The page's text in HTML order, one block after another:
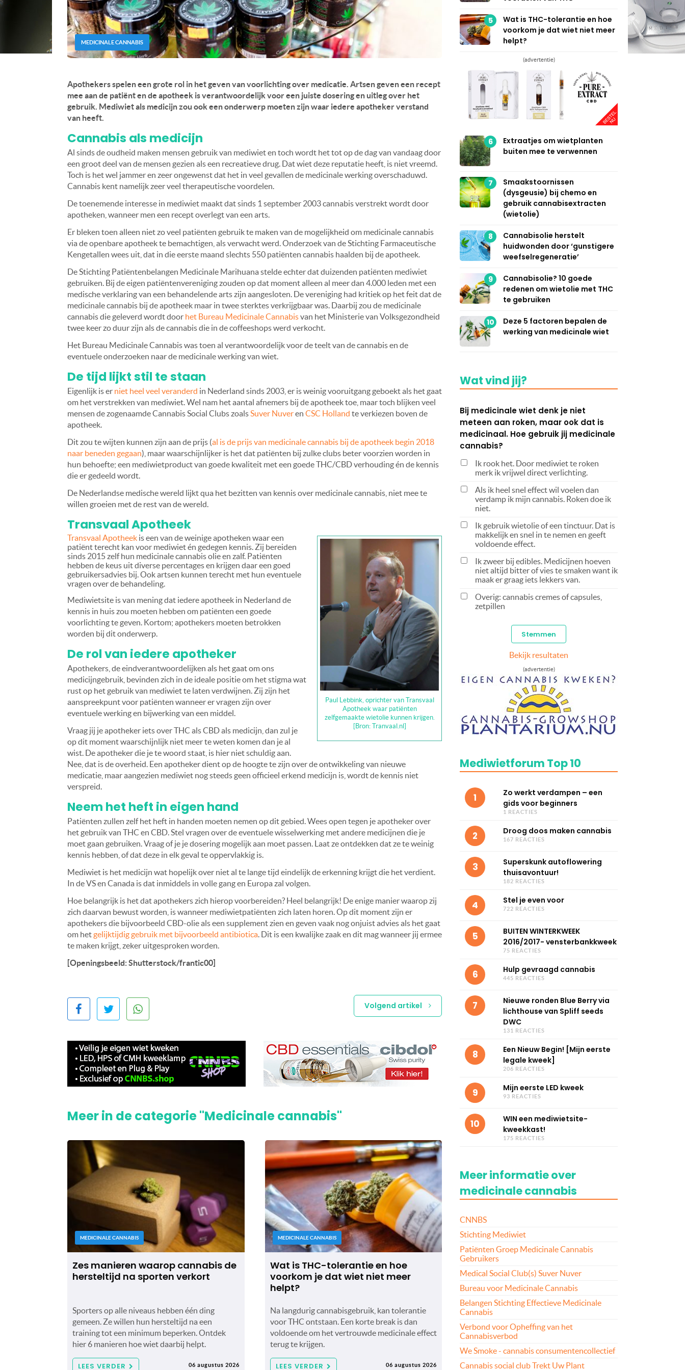
MEDICINALE CANNABIS
Apothekers spelen een grote rol in het geven van voorlichting over medicatie. Artsen geven een recept
mee aan de patiënt en de apotheek is verantwoordelijk voor een juiste dosering en uitleg over het
gebruik. Mediwiet als medicijn zou ook een onderwerp moeten zijn waar iedere apotheker verstand
van heeft.
Cannabis als medicijn
Al sinds de oudheid maken mensen gebruik van mediwiet en toch wordt het tot op de dag van vandaag door
een groot deel van de mensen gezien als een recreatieve drug. Dat wiet deze reputatie heeft, is niet vreemd.
Toch is het wel jammer en zeer ongewenst dat het in veel gevallen de medicinale werking overschaduwd.
Cannabis kent namelijk zeer veel therapeutische voordelen.
De toenemende interesse in mediwiet maakt dat sinds 1 september 2003 cannabis verstrekt wordt door
apotheken, wanneer men een recept overlegt van een arts.
Er bleken toen alleen niet zo veel patiënten gebruik te maken van de mogelijkheid om medicinale cannabis
via de openbare apotheek te bemachtigen, als verwacht werd. Onderzoek van de Stichting Farmaceutische
Kengetallen wees uit, dat in die eerste maand slechts 550 patiënten cannabis haalden bij de apotheek.
De Stichting Patiëntenbelangen Medicinale Marihuana stelde echter dat duizenden patiënten mediwiet
gebruiken. Bij de eigen patiëntenvereniging zouden op dat moment alleen al meer dan 4.000 leden met een
medische verklaring van een behandelende arts zijn aangesloten. De vereniging had kritiek op het feit dat de
medicinale cannabis bij de apotheek maar in twee sterktes verkrijgbaar was. Daarbij zou de medicinale
cannabis die geleverd wordt door het Bureau Medicinale Cannabisvan het Ministerie van Volksgezondheid
twee keer zo duur zijn als de cannabis die in de coffeeshops werd verkocht.
Het Bureau Medicinale Cannabis was toen al verantwoordelijk voor de teelt van de cannabis en de
eventuele onderzoeken naar de medicinale werking van wiet.
De tijd lijkt stil te staan
Eigenlijk is er niet heel veel veranderd in Nederland sinds 2003, er is weinig vooruitgang geboekt als het gaat
om het verstrekken van mediwiet. Wel nam het aantal afnemers bij de apotheek toe, maar toch blijken veel
mensen de zogenaamde Cannabis Social Clubs zoalsSuver Nuveren CSC Holland te verkiezen boven de
apotheek.
Dit zou te wijten kunnen zijn aan de prijs (al is de prijs van medicinale cannabis bij de apotheek begin 2018
naar beneden gegaan), maar waarschijnlijker is het dat patiënten bij zulke clubs beter voorzien worden in
hun behoefte; een mediwietproduct van goede kwaliteit met een goede THC/CBD verhouding én de kennis
die er gedeeld wordt.
De Nederlandse medische wereld lijkt qua het bezitten van kennis over medicinale cannabis, niet mee te
willen groeien met de rest van de wereld.
Transvaal Apotheek
Paul Lebbink, oprichter van Transvaal
Apotheek waar patiënten
zelfgemaakte wietolie kunnen krijgen.
[Bron: Tranvaal.nl]
Transvaal Apotheek is een van de weinige apotheken waar een
patiënt terecht kan voor mediwiet én gedegen kennis. Zij bereiden
sinds 2015 zelf hun medicinale cannabis olie en zalf. Patiënten
hebben de keus uit diverse percentages en krijgen daar een goed
gebruikersadvies bij. Ook artsen kunnen terecht met hun eventuele
vragen over de behandeling.
Mediwietsite is van mening dat iedere apotheek in Nederland de
kennis in huis zou moeten hebben om patiënten een goede
voorlichting te geven. Kortom; apothekers moeten betrokken
worden bij dit onderwerp.
De rol van iedere apotheker
Apothekers, de eindverantwoordelijken als het gaat om ons
medicijngebruik, bevinden zich in de ideale positie om het stigma wat
rust op het gebruik van mediwiet te laten verdwijnen. Zij zijn het
aanspreekpunt voor patiënten wanneer er vragen zijn over
eventuele werking en bijwerking van een middel.
Vraag jij je apotheker iets over THC als CBD als medicijn, dan zul je
op dit moment waarschijnlijk niet meer te weten komen dan je al
wist. De apotheker die je te woord staat, is hier niet schuldig aan.
Nee, dat is de overheid. Een apotheker dient op de hoogte te zijn over de ontwikkeling van nieuwe
medicatie, maar aangezien mediwiet nog steeds geen officieel erkend medicijn is, wordt de kennis niet
verspreid.
Neem het heft in eigen hand
Patiënten zullen zelf het heft in handen moeten nemen op dit gebied. Wees open tegen je apotheker over
het gebruik van THC en CBD. Stel vragen over de eventuele wisselwerking met andere medicijnen die je
moet gaan gebruiken. Vraag of je je dosering mogelijk aan moet passen. Laat ze ontdekken dat ze te weinig
kennis hebben, of dat deze in elk geval te oppervlakkig is.
Mediwiet is het medicijn wat hopelijk over niet al te lange tijd eindelijk de erkenning krijgt die het verdient.
In de VS en Canada is dat inmiddels in volle gang en Europa zal volgen.
Hoe belangrijk is het dat apothekers zich hierop voorbereiden? Heel belangrijk! De enige manier waarop zij
zich daarvan bewust worden, is wanneer mediwietpatiënten zich laten horen. Op dit moment zijn er
apothekers die bijvoorbeeld CBD-olie als een supplement zien en geven vaak nog onjuist advies als het gaat
om hetgelijktijdig gebruik met bijvoorbeeld antibiotica. Dit is een kwalijke zaak en dit mag wanneer jij ermee
te maken krijgt, zeker uitgesproken worden.
[Openingsbeeld: Shutterstock/frantic00]
Volgend artikel
Meer in de categorie "Medicinale cannabis"
MEDICINALE CANNABIS
Zes manieren waarop cannabis de
hersteltijd na sporten verkort
Sporters op alle niveaus hebben één ding
gemeen. Ze willen hun hersteltijd na een
training tot een minimum beperken. Ontdek
hier 6 manieren hoe wiet daarbij helpt.
LEES VERDER 06 augustus 2026
MEDICINALE CANNABIS
Wat is THC-tolerantie en hoe
voorkom je dat wiet niet meer
helpt?
Na langdurig cannabisgebruik, kan tolerantie
voor THC ontstaan. Een korte break is dan
voldoende om het vertrouwde medicinale effect
terug te krijgen.
LEES VERDER 06 augustus 2026
5
Wat is THC-tolerantie en hoe
voorkom je dat wiet niet meer
helpt?
(advertentie)
6
Extraatjes om wietplanten
buiten mee te verwennen
7
Smaakstoornissen
(dysgeusie) bij chemo en
gebruik cannabisextracten
(wietolie)
8
Cannabisolie herstelt
huidwonden door ‘gunstigere
weefselregeneratie’
9
Cannabisolie? 10 goede
redenen om wietolie met THC
te gebruiken
10
Deze 5 factoren bepalen de
werking van medicinale wiet
Wat vind jij?
Bij medicinale wiet denk je niet
meteen aan roken, maar ook dat is
medicinaal. Hoe gebruik jij medicinale
cannabis?
Ik rook het. Door mediwiet te roken
merk ik vrijwel direct verlichting.
Als ik heel snel effect wil voelen dan
verdamp ik mijn cannabis. Roken doe ik
niet.
Ik gebruik wietolie of een tinctuur. Dat is
makkelijk en snel in te nemen en geeft
voldoende effect.
Ik zweer bij edibles. Medicijnen hoeven
niet altijd bitter of vies te smaken want ik
maak er graag iets lekkers van.
Overig: cannabis cremes of capsules,
zetpillen
Bekijk resultaten
(advertentie)
Mediwietforum Top 10
1
Zo werkt verdampen – een
gids voor beginners
1 REACTIES
2 Droog doos maken cannabis
167 REACTIES
3
Superskunk autoflowering
thuisavontuur!
182 REACTIES
4 Stel je even voor
722 REACTIES
5
BUITEN WINTERKWEEK
2016/2017- vensterbankkweek
75 REACTIES
6 Hulp gevraagd cannabis
445 REACTIES
7
Nieuwe ronden Blue Berry via
lichthouse van Spliff seeds
DWC
131 REACTIES
8
Een Nieuw Begin! [Mijn eerste
legale kweek]
206 REACTIES
9 Mijn eerste LED kweek
93 REACTIES
10
WIN een mediwietsite-
kweekkast!
175 REACTIES
Meer informatie over
medicinale cannabis
CNNBS
Stichting Mediwiet
Patiënten Groep Medicinale Cannabis
Gebruikers
Medical Social Club(s) Suver Nuver
Bureau voor Medicinale Cannabis
Belangen Stichting Effectieve Medicinale
Cannabis
Verbond voor Opheffing van het
Cannabisverbod
We Smoke - cannabis consumentencollectief
Cannabis social club Trekt Uw Plant